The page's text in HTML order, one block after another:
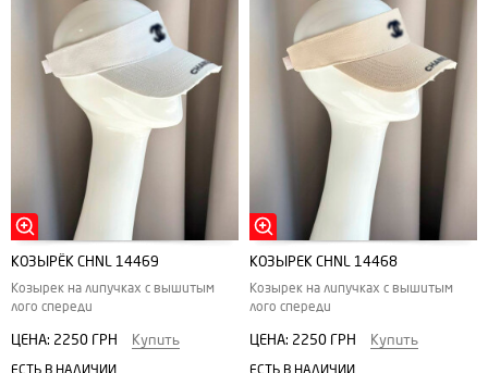
КОЗЫРЁК CHNL 14469
Козырек на липучках с вышитым
лого спереди
ЦЕНА: 2250 ГРН Купить
ЕСТЬ В НАЛИЧИИ
КОЗЫРЕК CHNL 14468
Козырек на липучках с вышитым
лого спереди
ЦЕНА: 2250 ГРН Купить
ЕСТЬ В НАЛИЧИИ